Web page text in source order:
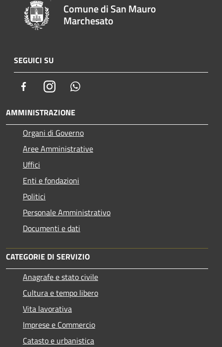
Comune di San Mauro
Marchesato
SEGUICI SU
FacebookInstagram
AMMINISTRAZIONE
Organi di Governo
Aree Amministrative
Uffici
Enti e fondazioni
Politici
Personale Amministrativo
Documenti e dati
CATEGORIE DI SERVIZIO
Anagrafe e stato civile
Cultura e tempo libero
Vita lavorativa
Imprese e Commercio
Catasto e urbanistica